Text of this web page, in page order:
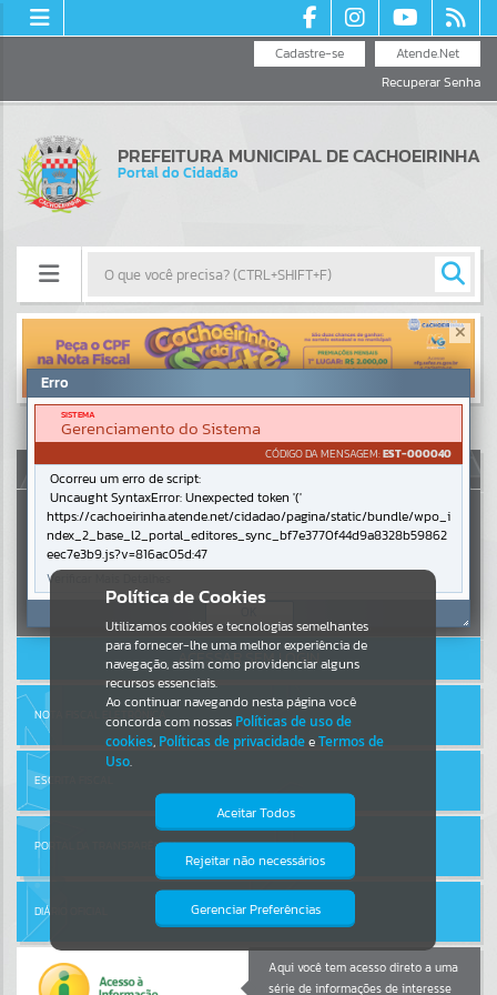
Atende.Net
Cadastre-se
Recuperar Senha
PREFEITURA MUNICIPAL DE CACHOEIRINHA
Portal do Cidadão
Resultados para""
Portais
Por favor, aguarde...
NOTÍCIAS
Por favor, aguarde...
Por favor, aguarde...
SERVIÇOS
Por favor, aguarde...
PÁGINAS
AUTOATENDIMENTO
ACESSAR SEM LOGIN
NOTA FISCAL ELETRÔNICA
ESCRITA FISCAL
PORTAL DA TRANSPARÊNCIA
DIÁRIO OFICIAL
Aqui você tem acesso direto a uma
série de informações de interesse
Política de Cookies
Utilizamos cookies e tecnologias semelhantes
para fornecer-lhe uma melhor experiência de
navegação, assim como providenciar alguns
recursos essenciais.
Ao continuar navegando nesta página você
concorda com nossas Políticas de uso de
cookies, Políticas de privacidadeeTermos de
Uso.
Aceitar Todos
Rejeitar não necessários
Gerenciar Preferências
Isto significa que diversos recursos
providenciados poderão não estar
Erro
SISTEMA
Gerenciamento do Sistema
CÓDIGO DA MENSAGEM:EST-000040
Ocorreu um erro de script:
Uncaught SyntaxError: Unexpected token '('
https://cachoeirinha.atende.net/cidadao/pagina/static/bundle/wpo_i
ndex_2_base_l2_portal_editores_sync_bf7e3770f44d9a8328b59862
eec7e3b9.js?v=816ac05d:47
Verificar Mais Detalhes